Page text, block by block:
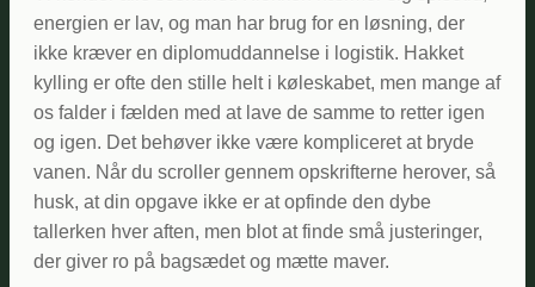
energien er lav, og man har brug for en løsning, der
ikke kræver en diplomuddannelse i logistik. Hakket
kylling er ofte den stille helt i køleskabet, men mange af
os falder i fælden med at lave de samme to retter igen
og igen. Det behøver ikke være kompliceret at bryde
vanen. Når du scroller gennem opskrifterne herover, så
husk, at din opgave ikke er at opfinde den dybe
tallerken hver aften, men blot at finde små justeringer,
der giver ro på bagsædet og mætte maver.